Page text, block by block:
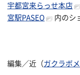
宇都宮来らっせ本店
宮駅PASEO
内のシ
編集／近（ガクラボ